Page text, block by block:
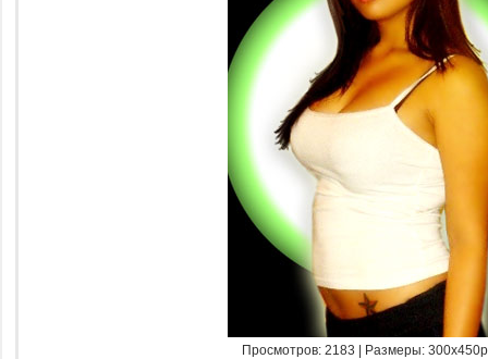
Просмотров: 2183 | Размеры: